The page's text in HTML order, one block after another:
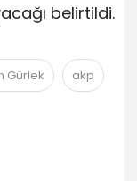
belirtildi.
Gürlek akp